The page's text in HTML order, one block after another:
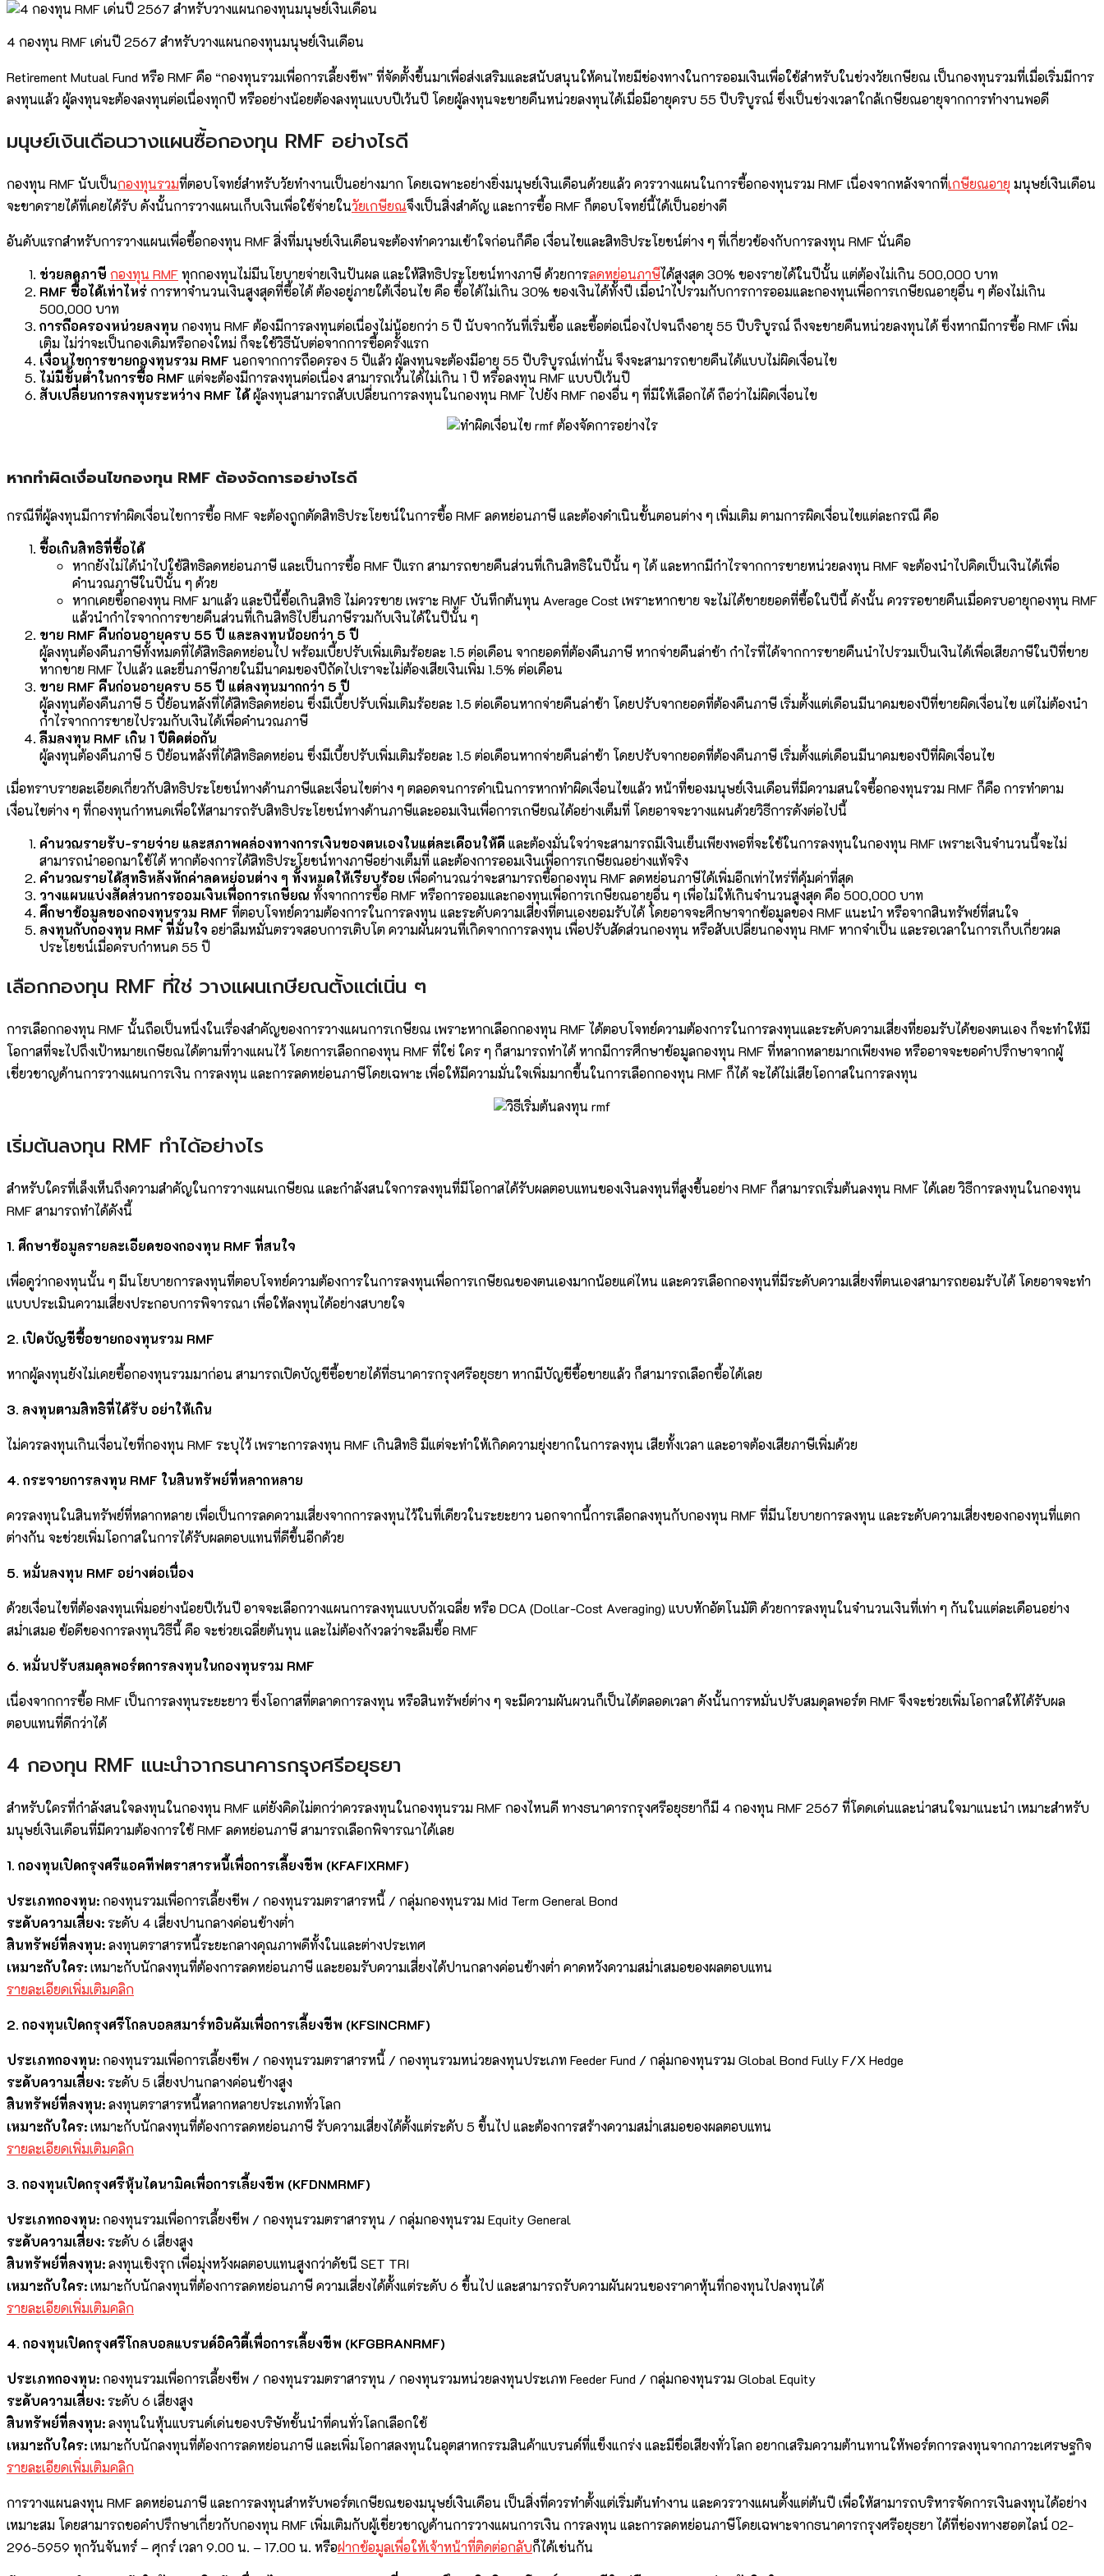
4 กองทุน RMF เด่นปี 2567 สำหรับวางแผนกองทุนมนุษย์เงินเดือน
Retirement Mutual Fund หรือ RMF คือ “กองทุนรวมเพื่อการเลี้ยงชีพ” ที่จัดตั้งขึ้นมาเพื่อส่งเสริมและสนับสนุนให้คนไทยมีช่องทางในการออมเงินเพื่อใช้สำหรับในช่วงวัยเกษียณ เป็นกองทุนรวมที่เมื่อเริ่มมีการ
ลงทุนแล้ว ผู้ลงทุนจะต้องลงทุนต่อเนื่องทุกปี หรืออย่างน้อยต้องลงทุนแบบปีเว้นปี โดยผู้ลงทุนจะขายคืนหน่วยลงทุนได้เมื่อมีอายุครบ 55 ปีบริบูรณ์ ซึ่งเป็นช่วงเวลาใกล้เกษียณอายุจากการทำงานพอดี
มนุษย์เงินเดือนวางแผนซื้อกองทุน RMF อย่างไรดี
กองทุน RMF นับเป็นกองทุนรวมที่ตอบโจทย์สำหรับวัยทำงานเป็นอย่างมาก โดยเฉพาะอย่างยิ่งมนุษย์เงินเดือนด้วยแล้ว ควรวางแผนในการซื้อกองทุนรวม RMF เนื่องจากหลังจากที่เกษียณอายุ มนุษย์เงินเดือน
จะขาดรายได้ที่เคยได้รับ ดังนั้นการวางแผนเก็บเงินเพื่อใช้จ่ายในวัยเกษียณจึงเป็นสิ่งสำคัญ และการซื้อ RMF ก็ตอบโจทย์นี้ได้เป็นอย่างดี
อันดับแรกสำหรับการวางแผนเพื่อซื้อกองทุน RMF สิ่งที่มนุษย์เงินเดือนจะต้องทำความเข้าใจก่อนก็คือ เงื่อนไขและสิทธิประโยชน์ต่าง ๆ ที่เกี่ยวข้องกับการลงทุน RMF นั่นคือ
ช่วยลดภาษี กองทุน RMFทุกกองทุนไม่มีนโยบายจ่ายเงินปันผล และให้สิทธิประโยชน์ทางภาษี ด้วยการลดหย่อนภาษีได้สูงสุด 30% ของรายได้ในปีนั้น แต่ต้องไม่เกิน 500,000 บาท
RMF ซื้อได้เท่าไหร่การหาจำนวนเงินสูงสุดที่ซื้อได้ ต้องอยู่ภายใต้เงื่อนไข คือ ซื้อได้ไม่เกิน 30% ของเงินได้ทั้งปี เมื่อนำไปรวมกับการการออมและกองทุนเพื่อการเกษียณอายุอื่น ๆ ต้องไม่เกิน
500,000 บาท
การถือครองหน่วยลงทุน กองทุน RMF ต้องมีการลงทุนต่อเนื่องไม่น้อยกว่า 5 ปี นับจากวันที่เริ่มซื้อ และซื้อต่อเนื่องไปจนถึงอายุ 55 ปีบริบูรณ์ ถึงจะขายคืนหน่วยลงทุนได้ ซึ่งหากมีการซื้อ RMF เพิ่ม
เติม ไม่ว่าจะเป็นกองเดิมหรือกองใหม่ ก็จะใช้วิธีนับต่อจากการซื้อครั้งแรก
เงื่อนไขการขายกองทุนรวม RMF นอกจากการถือครอง 5 ปีแล้ว ผู้ลงทุนจะต้องมีอายุ 55 ปีบริบูรณ์เท่านั้น จึงจะสามารถขายคืนได้แบบไม่ผิดเงื่อนไข
ไม่มีขั้นต่ำในการซื้อ RMF แต่จะต้องมีการลงทุนต่อเนื่อง สามารถเว้นได้ไม่เกิน 1 ปี หรือลงทุน RMF แบบปีเว้นปี
สับเปลี่ยนการลงทุนระหว่าง RMF ได้ผู้ลงทุนสามารถสับเปลี่ยนการลงทุนในกองทุน RMF ไปยัง RMF กองอื่น ๆ ที่มีให้เลือกได้ ถือว่าไม่ผิดเงื่อนไข
หากทำผิดเงื่อนไขกองทุน RMF ต้องจัดการอย่างไรดี
กรณีที่ผู้ลงทุนมีการทำผิดเงื่อนไขการซื้อ RMF จะต้องถูกตัดสิทธิประโยชน์ในการซื้อ RMF ลดหย่อนภาษี และต้องดำเนินขั้นตอนต่าง ๆ เพิ่มเติม ตามการผิดเงื่อนไขแต่ละกรณี คือ
ซื้อเกินสิทธิที่ซื้อได้
หากยังไม่ได้นำไปใช้สิทธิลดหย่อนภาษี และเป็นการซื้อ RMF ปีแรก สามารถขายคืนส่วนที่เกินสิทธิในปีนั้น ๆ ได้ และหากมีกำไรจากการขายหน่วยลงทุน RMF จะต้องนำไปคิดเป็นเงินได้เพื่อ
คำนวณภาษีในปีนั้น ๆ ด้วย
หากเคยซื้อกองทุน RMF มาแล้ว และปีนี้ซื้อเกินสิทธิ ไม่ควรขาย เพราะ RMF บันทึกต้นทุน Average Cost เพราะหากขาย จะไม่ได้ขายยอดที่ซื้อในปีนี้ ดังนั้น ควรรอขายคืนเมื่อครบอายุกองทุน RMF
แล้วนำกำไรจากการขายคืนส่วนที่เกินสิทธิไปยื่นภาษีรวมกับเงินได้ในปีนั้น ๆ
ขาย RMF คืนก่อนอายุครบ 55 ปี และลงทุนน้อยกว่า 5 ปี
ผู้ลงทุนต้องคืนภาษีทั้งหมดที่ได้สิทธิลดหย่อนไป พร้อมเบี้ยปรับเพิ่มเติมร้อยละ 1.5 ต่อเดือน จากยอดที่ต้องคืนภาษี หากจ่ายคืนล่าช้า กำไรที่ได้จากการขายคืนนำไปรวมเป็นเงินได้เพื่อเสียภาษีในปีที่ขาย
หากขาย RMF ไปแล้ว และยื่นภาษีภายในมีนาคมของปีถัดไปเราจะไม่ต้องเสียเงินเพิ่ม 1.5% ต่อเดือน
ขาย RMF คืนก่อนอายุครบ 55 ปี แต่ลงทุนมากกว่า 5 ปี
ผู้ลงทุนต้องคืนภาษี 5 ปีย้อนหลังที่ได้สิทธิลดหย่อน ซึ่งมีเบี้ยปรับเพิ่มเติมร้อยละ 1.5 ต่อเดือนหากจ่ายคืนล่าช้า โดยปรับจากยอดที่ต้องคืนภาษี เริ่มตั้งแต่เดือนมีนาคมของปีที่ขายผิดเงื่อนไข แต่ไม่ต้องนำ
กำไรจากการขายไปรวมกับเงินได้เพื่อคำนวณภาษี
ลืมลงทุน RMF เกิน 1 ปีติดต่อกัน
ผู้ลงทุนต้องคืนภาษี 5 ปีย้อนหลังที่ได้สิทธิลดหย่อน ซึ่งมีเบี้ยปรับเพิ่มเติมร้อยละ 1.5 ต่อเดือนหากจ่ายคืนล่าช้า โดยปรับจากยอดที่ต้องคืนภาษี เริ่มตั้งแต่เดือนมีนาคมของปีที่ผิดเงื่อนไข
เมื่อทราบรายละเอียดเกี่ยวกับสิทธิประโยชน์ทางด้านภาษีและเงื่อนไขต่าง ๆ ตลอดจนการดำเนินการหากทำผิดเงื่อนไขแล้ว หน้าที่ของมนุษย์เงินเดือนที่มีความสนใจซื้อกองทุนรวม RMF ก็คือ การทำตาม
เงื่อนไขต่าง ๆ ที่กองทุนกำหนดเพื่อให้สามารถรับสิทธิประโยชน์ทางด้านภาษีและออมเงินเพื่อการเกษียณได้อย่างเต็มที่ โดยอาจจะวางแผนด้วยวิธีการดังต่อไปนี้
คำนวณรายรับ-รายจ่าย และสภาพคล่องทางการเงินของตนเองในแต่ละเดือนให้ดี และต้องมั่นใจว่าจะสามารถมีเงินเย็นเพียงพอที่จะใช้ในการลงทุนในกองทุน RMF เพราะเงินจำนวนนี้จะไม่
สามารถนำออกมาใช้ได้ หากต้องการได้สิทธิประโยชน์ทางภาษีอย่างเต็มที่ และต้องการออมเงินเพื่อการเกษียณอย่างแท้จริง
คำนวณรายได้สุทธิหลังหักค่าลดหย่อนต่าง ๆ ทั้งหมดให้เรียบร้อย เพื่อคำนวณว่าจะสามารถซื้อกองทุน RMF ลดหย่อนภาษีได้เพิ่มอีกเท่าไหร่ที่คุ้มค่าที่สุด
วางแผนแบ่งสัดส่วนการออมเงินเพื่อการเกษียณ ทั้งจากการซื้อ RMF หรือการออมและกองทุนเพื่อการเกษียณอายุอื่น ๆ เพื่อไม่ให้เกินจำนวนสูงสุด คือ 500,000 บาท
ศึกษาข้อมูลของกองทุนรวม RMF ที่ตอบโจทย์ความต้องการในการลงทุน และระดับความเสี่ยงที่ตนเองยอมรับได้ โดยอาจจะศึกษาจากข้อมูลของ RMF แนะนำ หรือจากสินทรัพย์ที่สนใจ
ลงทุนกับกองทุน RMF ที่มั่นใจ อย่าลืมหมั่นตรวจสอบการเติบโต ความผันผวนที่เกิดจากการลงทุน เพื่อปรับสัดส่วนกองทุน หรือสับเปลี่ยนกองทุน RMF หากจำเป็น และรอเวลาในการเก็บเกี่ยวผล
ประโยชน์เมื่อครบกำหนด 55 ปี
เลือกกองทุน RMF ที่ใช่ วางแผนเกษียณตั้งแต่เนิ่น ๆ
การเลือกกองทุน RMF นั้นถือเป็นหนึ่งในเรื่องสำคัญของการวางแผนการเกษียณ เพราะหากเลือกกองทุน RMF ได้ตอบโจทย์ความต้องการในการลงทุนและระดับความเสี่ยงที่ยอมรับได้ของตนเอง ก็จะทำให้มี
โอกาสที่จะไปถึงเป้าหมายเกษียณได้ตามที่วางแผนไว้ โดยการเลือกกองทุน RMF ที่ใช่ ใคร ๆ ก็สามารถทำได้ หากมีการศึกษาข้อมูลกองทุน RMF ที่หลากหลายมากเพียงพอ หรืออาจจะขอคำปรึกษาจากผู้
เชี่ยวชาญด้านการวางแผนการเงิน การลงทุน และการลดหย่อนภาษีโดยเฉพาะ เพื่อให้มีความมั่นใจเพิ่มมากขึ้นในการเลือกกองทุน RMF ก็ได้ จะได้ไม่เสียโอกาสในการลงทุน
เริ่มต้นลงทุน RMF ทำได้อย่างไร
สำหรับใครที่เล็งเห็นถึงความสำคัญในการวางแผนเกษียณ และกำลังสนใจการลงทุนที่มีโอกาสได้รับผลตอบแทนของเงินลงทุนที่สูงขึ้นอย่าง RMF ก็สามารถเริ่มต้นลงทุน RMF ได้เลย วิธีการลงทุนในกองทุน
RMF สามารถทำได้ดังนี้
1. ศึกษาข้อมูลรายละเอียดของกองทุน RMF ที่สนใจ
เพื่อดูว่ากองทุนนั้น ๆ มีนโยบายการลงทุนที่ตอบโจทย์ความต้องการในการลงทุนเพื่อการเกษียณของตนเองมากน้อยแค่ไหน และควรเลือกกองทุนที่มีระดับความเสี่ยงที่ตนเองสามารถยอมรับได้ โดยอาจจะทำ
แบบประเมินความเสี่ยงประกอบการพิจารณา เพื่อให้ลงทุนได้อย่างสบายใจ
2. เปิดบัญชีซื้อขายกองทุนรวม RMF
หากผู้ลงทุนยังไม่เคยซื้อกองทุนรวมมาก่อน สามารถเปิดบัญชีซื้อขายได้ที่ธนาคารกรุงศรีอยุธยา หากมีบัญชีซื้อขายแล้ว ก็สามารถเลือกซื้อได้เลย
3. ลงทุนตามสิทธิที่ได้รับ อย่าให้เกิน
ไม่ควรลงทุนเกินเงื่อนไขที่กองทุน RMF ระบุไว้ เพราะการลงทุน RMF เกินสิทธิ มีแต่จะทำให้เกิดความยุ่งยากในการลงทุน เสียทั้งเวลา และอาจต้องเสียภาษีเพิ่มด้วย
4. กระจายการลงทุน RMF ในสินทรัพย์ที่หลากหลาย
ควรลงทุนในสินทรัพย์ที่หลากหลาย เพื่อเป็นการลดความเสี่ยงจากการลงทุนไว้ในที่เดียวในระยะยาว นอกจากนี้การเลือกลงทุนกับกองทุน RMF ที่มีนโยบายการลงทุน และระดับความเสี่ยงของกองทุนที่แตก
ต่างกัน จะช่วยเพิ่มโอกาสในการได้รับผลตอบแทนที่ดีขึ้นอีกด้วย
5. หมั่นลงทุน RMF อย่างต่อเนื่อง
ด้วยเงื่อนไขที่ต้องลงทุนเพิ่มอย่างน้อยปีเว้นปี อาจจะเลือกวางแผนการลงทุนแบบถัวเฉลี่ย หรือ DCA (Dollar-Cost Averaging) แบบหักอัตโนมัติ ด้วยการลงทุนในจำนวนเงินที่เท่า ๆ กันในแต่ละเดือนอย่าง
สม่ำเสมอ ข้อดีของการลงทุนวิธีนี้ คือ จะช่วยเฉลี่ยต้นทุน และไม่ต้องกังวลว่าจะลืมซื้อ RMF
6. หมั่นปรับสมดุลพอร์ตการลงทุนในกองทุนรวม RMF
เนื่องจากการซื้อ RMF เป็นการลงทุนระยะยาว ซึ่งโอกาสที่ตลาดการลงทุน หรือสินทรัพย์ต่าง ๆ จะมีความผันผวนก็เป็นได้ตลอดเวลา ดังนั้นการหมั่นปรับสมดุลพอร์ต RMF จึงจะช่วยเพิ่มโอกาสให้ได้รับผล
ตอบแทนที่ดีกว่าได้
4 กองทุน RMF แนะนำจากธนาคารกรุงศรีอยุธยา
สำหรับใครที่กำลังสนใจลงทุนในกองทุน RMF แต่ยังคิดไม่ตกว่าควรลงทุนในกองทุนรวม RMF กองไหนดี ทางธนาคารกรุงศรีอยุธยาก็มี 4 กองทุน RMF 2567 ที่โดดเด่นและน่าสนใจมาแนะนำ เหมาะสำหรับ
มนุษย์เงินเดือนที่มีความต้องการใช้ RMF ลดหย่อนภาษี สามารถเลือกพิจารณาได้เลย
1. กองทุนเปิดกรุงศรีแอคทีฟตราสารหนี้เพื่อการเลี้ยงชีพ (KFAFIXRMF)
ประเภทกองทุน:กองทุนรวมเพื่อการเลี้ยงชีพ / กองทุนรวมตราสารหนี้ / กลุ่มกองทุนรวม Mid Term General Bond
ระดับความเสี่ยง:ระดับ 4 เสี่ยงปานกลางค่อนข้างต่ำ
สินทรัพย์ที่ลงทุน:ลงทุนตราสารหนี้ระยะกลางคุณภาพดีทั้งในและต่างประเทศ
เหมาะกับใคร:เหมาะกับนักลงทุนที่ต้องการลดหย่อนภาษี และยอมรับความเสี่ยงได้ปานกลางค่อนข้างต่ำ คาดหวังความสม่ำเสมอของผลตอบแทน
รายละเอียดเพิ่มเติมคลิก
2. กองทุนเปิดกรุงศรีโกลบอลสมาร์ทอินคัมเพื่อการเลี้ยงชีพ (KFSINCRMF)
ประเภทกองทุน:กองทุนรวมเพื่อการเลี้ยงชีพ / กองทุนรวมตราสารหนี้ / กองทุนรวมหน่วยลงทุนประเภท Feeder Fund / กลุ่มกองทุนรวม Global Bond Fully F/X Hedge
ระดับความเสี่ยง:ระดับ 5 เสี่ยงปานกลางค่อนข้างสูง
สินทรัพย์ที่ลงทุน:ลงทุนตราสารหนี้หลากหลายประเภททั่วโลก
เหมาะกับใคร:เหมาะกับนักลงทุนที่ต้องการลดหย่อนภาษี รับความเสี่ยงได้ตั้งแต่ระดับ 5 ขึ้นไป และต้องการสร้างความสม่ำเสมอของผลตอบแทน
รายละเอียดเพิ่มเติมคลิก
3. กองทุนเปิดกรุงศรีหุ้นไดนามิคเพื่อการเลี้ยงชีพ (KFDNMRMF)
ประเภทกองทุน:กองทุนรวมเพื่อการเลี้ยงชีพ / กองทุนรวมตราสารทุน / กลุ่มกองทุนรวม Equity General
ระดับความเสี่ยง:ระดับ 6 เสี่ยงสูง
สินทรัพย์ที่ลงทุน:ลงทุนเชิงรุก เพื่อมุ่งหวังผลตอบแทนสูงกว่าดัชนี SET TRI
เหมาะกับใคร:เหมาะกับนักลงทุนที่ต้องการลดหย่อนภาษี ความเสี่ยงได้ตั้งแต่ระดับ 6 ขึ้นไป และสามารถรับความผันผวนของราคาหุ้นที่กองทุนไปลงทุนได้
รายละเอียดเพิ่มเติมคลิก
4. กองทุนเปิดกรุงศรีโกลบอลแบรนด์อิควิตี้เพื่อการเลี้ยงชีพ (KFGBRANRMF)
ประเภทกองทุน:กองทุนรวมเพื่อการเลี้ยงชีพ / กองทุนรวมตราสารทุน / กองทุนรวมหน่วยลงทุนประเภท Feeder Fund / กลุ่มกองทุนรวม Global Equity
ระดับความเสี่ยง:ระดับ 6 เสี่ยงสูง
สินทรัพย์ที่ลงทุน:ลงทุนในหุ้นแบรนด์เด่นของบริษัทชั้นนำที่คนทั่วโลกเลือกใช้
เหมาะกับใคร:เหมาะกับนักลงทุนที่ต้องการลดหย่อนภาษี และเพิ่มโอกาสลงทุนในอุตสาหกรรมสินค้าแบรนด์ที่แข็งแกร่ง และมีชื่อเสียงทั่วโลก อยากเสริมความต้านทานให้พอร์ตการลงทุนจากภาวะเศรษฐกิจ
รายละเอียดเพิ่มเติมคลิก
การวางแผนลงทุน RMF ลดหย่อนภาษี และการลงทุนสำหรับพอร์ตเกษียณของมนุษย์เงินเดือน เป็นสิ่งที่ควรทำตั้งแต่เริ่มต้นทำงาน และควรวางแผนตั้งแต่ต้นปี เพื่อให้สามารถบริหารจัดการเงินลงทุนได้อย่าง
เหมาะสม โดยสามารถขอคำปรึกษาเกี่ยวกับกองทุน RMF เพิ่มเติมกับผู้เชี่ยวชาญด้านการวางแผนการเงิน การลงทุน และการลดหย่อนภาษีโดยเฉพาะจากธนาคารกรุงศรีอยุธยา ได้ที่ช่องทางฮอตไลน์ 02-
296-5959 ทุกวันจันทร์ – ศุกร์ เวลา 9.00 น. – 17.00 น. หรือฝากข้อมูลเพื่อให้เจ้าหน้าที่ติดต่อกลับก็ได้เช่นกัน